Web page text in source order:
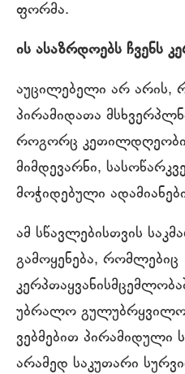
ფორმა.
ის ასაზრდოებს ჩვენს
აუცილებელი არ არის,
პირამიდათა
როგორც
მიმდევარნი,
მოჭიდებული
ამ სწავლებისთვის
გამოყენება, რომლებიც
უბრალო
ვებმებით პირამიდული
არამედ საკუთარი